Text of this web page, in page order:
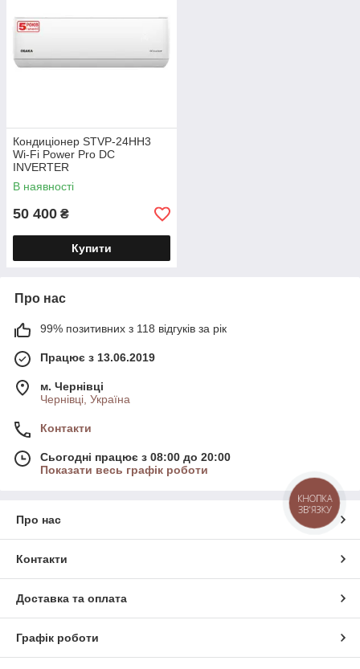
Кондиціонер STVP-24HH3
Wi-Fi Power Pro DC
INVERTER
В наявності
50 400 ₴
Купити
Про нас
99% позитивних з 118 відгуків за рік
Працює з 13.06.2019
м. Чернівці
Чернівці, Україна
Контакти
Сьогодні працює з 08:00 до 20:00
Показати весь графік роботи
Про нас
Контакти
Доставка та оплата
Графік роботи
КНОПКА
ЗВ'ЯЗКУ